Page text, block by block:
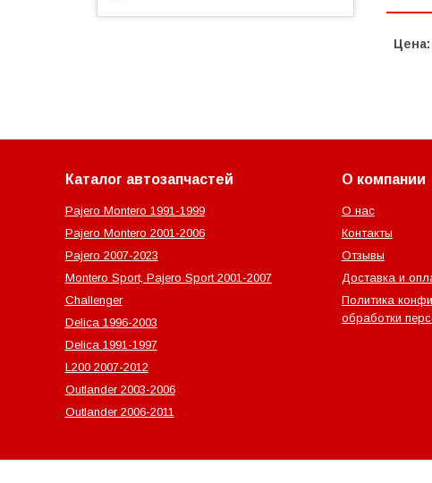
Цена:
Каталог автозапчастей
Pajero Montero 1991-1999
Pajero Montero 2001-2006
Pajero 2007-2023
Montero Sport, Pajero Sport 2001-2007
Challenger
Delica 1996-2003
Delica 1991-1997
L200 2007-2012
Outlander‎ 2003-2006
Outlander‎ 2006-2011
О компании
О нас
Контакты
Отзывы
Доставка и
Политика
обработки